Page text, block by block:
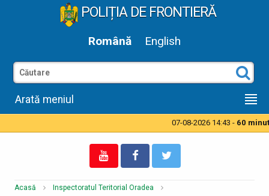
POLIȚIA DE FRONTIERĂ
Română English
Arată meniul
07-08-2026 14:43 -60
Acasă
Inspectoratul Teritorial Oradea